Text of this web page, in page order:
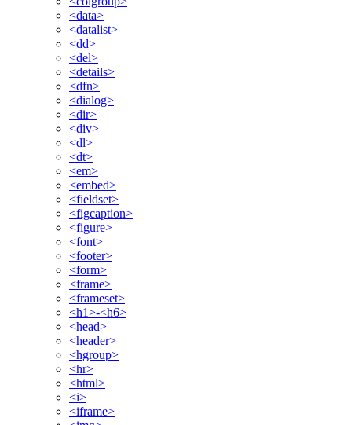
<data>
<datalist>
<dd>
<del>
<details>
<dfn>
<dialog>
<dir>
<div>
<dl>
<dt>
<em>
<embed>
<fieldset>
<figcaption>
<figure>
<font>
<footer>
<form>
<frame>
<frameset>
<h1>-<h6>
<head>
<header>
<hgroup>
<hr>
<html>
<i>
<iframe>